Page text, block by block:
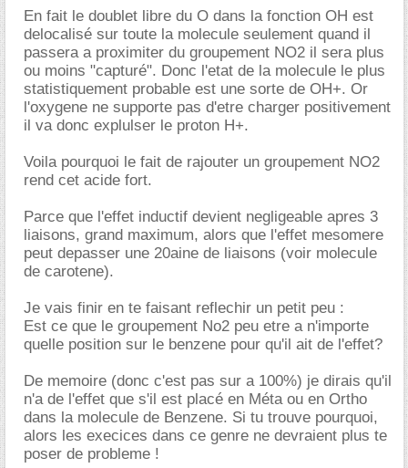
En fait le doublet libre du O dans la fonction OH est
delocalisé sur toute la molecule seulement quand il
passera a proximiter du groupement NO2 il sera plus
ou moins "capturé". Donc l'etat de la molecule le plus
statistiquement probable est une sorte de OH+. Or
l'oxygene ne supporte pas d'etre charger positivement
il va donc explulser le proton H+.
Voila pourquoi le fait de rajouter un groupement NO2
rend cet acide fort.
Parce que l'effet inductif devient negligeable apres 3
liaisons, grand maximum, alors que l'effet mesomere
peut depasser une 20aine de liaisons (voir molecule
de carotene).
Je vais finir en te faisant reflechir un petit peu :
Est ce que le groupement No2 peu etre a n'importe
quelle position sur le benzene pour qu'il ait de l'effet?
De memoire (donc c'est pas sur a 100%) je dirais qu'il
n'a de l'effet que s'il est placé en Méta ou en Ortho
dans la molecule de Benzene. Si tu trouve pourquoi,
alors les execices dans ce genre ne devraient plus te
poser de probleme !